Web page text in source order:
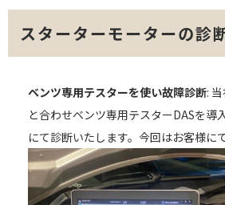
スターターモーターの診
ベンツ専用テスターを使い故障診断:
と合わせベンツ専用テスターDASを導
にて診断いたします。今回はお客様に